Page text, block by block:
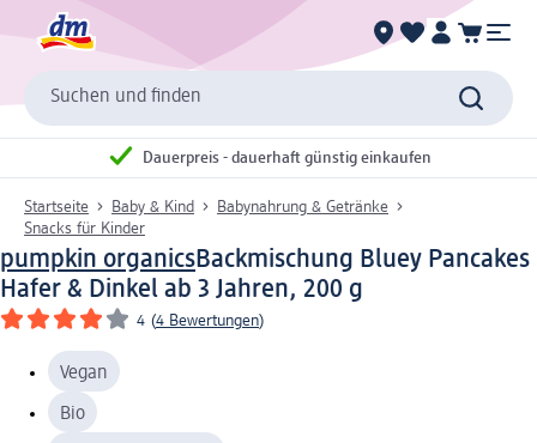
Suchen und finden
Dauerpreis - dauerhaft günstig einkaufen
Startseite Baby & Kind
Babynahrung & Getränke
Snacks für Kinder
pumpkin organicsBackmischung Bluey Pancakes
Hafer & Dinkel ab 3 Jahren, 200 g
4 (4 Bewertungen)
Vegan
Bio